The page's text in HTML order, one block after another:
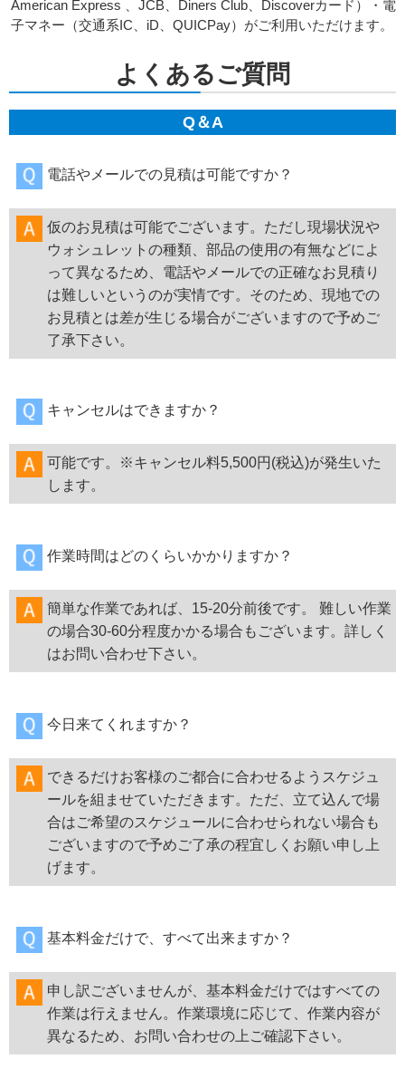
American Express 、JCB、Diners Club、Discoverカード）・電
子マネー（交通系IC、iD、QUICPay）がご利用いただけます。
よくあるご質問
Q＆A
電話やメールでの見積は可能ですか？
仮のお見積は可能でございます。ただし現場状況や
ウォシュレットの種類、部品の使用の有無などによ
って異なるため、電話やメールでの正確なお見積り
は難しいというのが実情です。そのため、現地での
お見積とは差が生じる場合がございますので予めご
了承下さい。
キャンセルはできますか？
可能です。※キャンセル料5,500円(税込)が発生いた
します。
作業時間はどのくらいかかりますか？
簡単な作業であれば、15-20分前後です。 難しい作業
の場合30-60分程度かかる場合もございます。詳しく
はお問い合わせ下さい。
今日来てくれますか？
できるだけお客様のご都合に合わせるようスケジュ
ールを組ませていただきます。ただ、立て込んで場
合はご希望のスケジュールに合わせられない場合も
ございますので予めご了承の程宜しくお願い申し上
げます。
基本料金だけで、すべて出来ますか？
申し訳ございませんが、基本料金だけではすべての
作業は行えません。作業環境に応じて、作業内容が
異なるため、お問い合わせの上ご確認下さい。